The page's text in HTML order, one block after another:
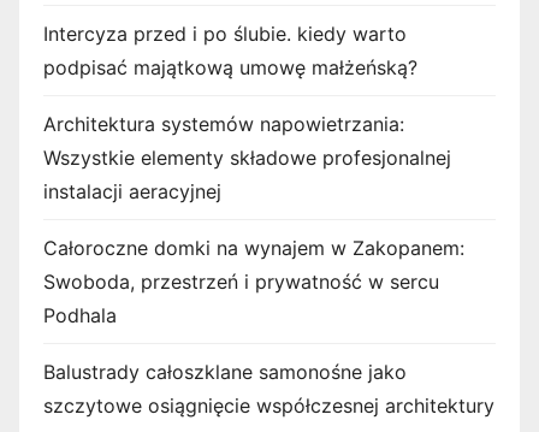
Intercyza przed i po ślubie. kiedy warto
podpisać majątkową umowę małżeńską?
Architektura systemów napowietrzania:
Wszystkie elementy składowe profesjonalnej
instalacji aeracyjnej
Całoroczne domki na wynajem w Zakopanem:
Swoboda, przestrzeń i prywatność w sercu
Podhala
Balustrady całoszklane samonośne jako
szczytowe osiągnięcie współczesnej architektury